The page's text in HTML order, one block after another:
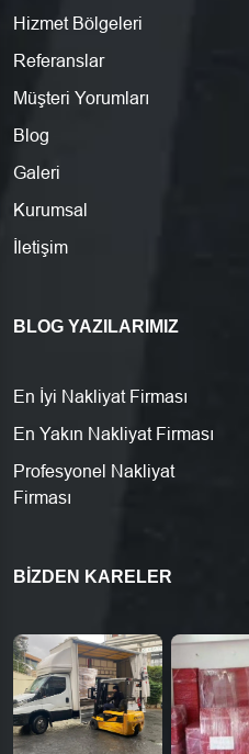
Hizmet Bölgeleri
Referanslar
Müşteri Yorumları
Blog
Galeri
Kurumsal
İletişim
BLOG YAZILARIMIZ
En İyi Nakliyat Firması
En Yakın Nakliyat Firması
Profesyonel Nakliyat
Firması
BIZDEN KARELER